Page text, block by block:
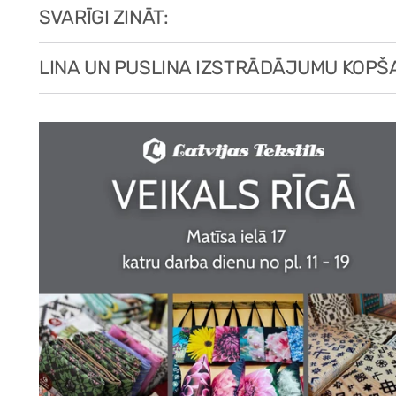
SVARĪGI ZINĀT:
LINA UN PUSLINA IZSTRĀDĀJUMU